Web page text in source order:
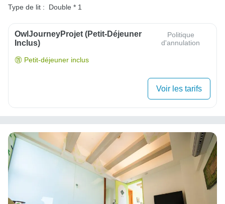
Type de lit : Double * 1
OwlJourneyProjet (petit-Déjeuner
Inclus)
Politique
d'annulation
Petit-déjeuner inclus
Voir les tarifs